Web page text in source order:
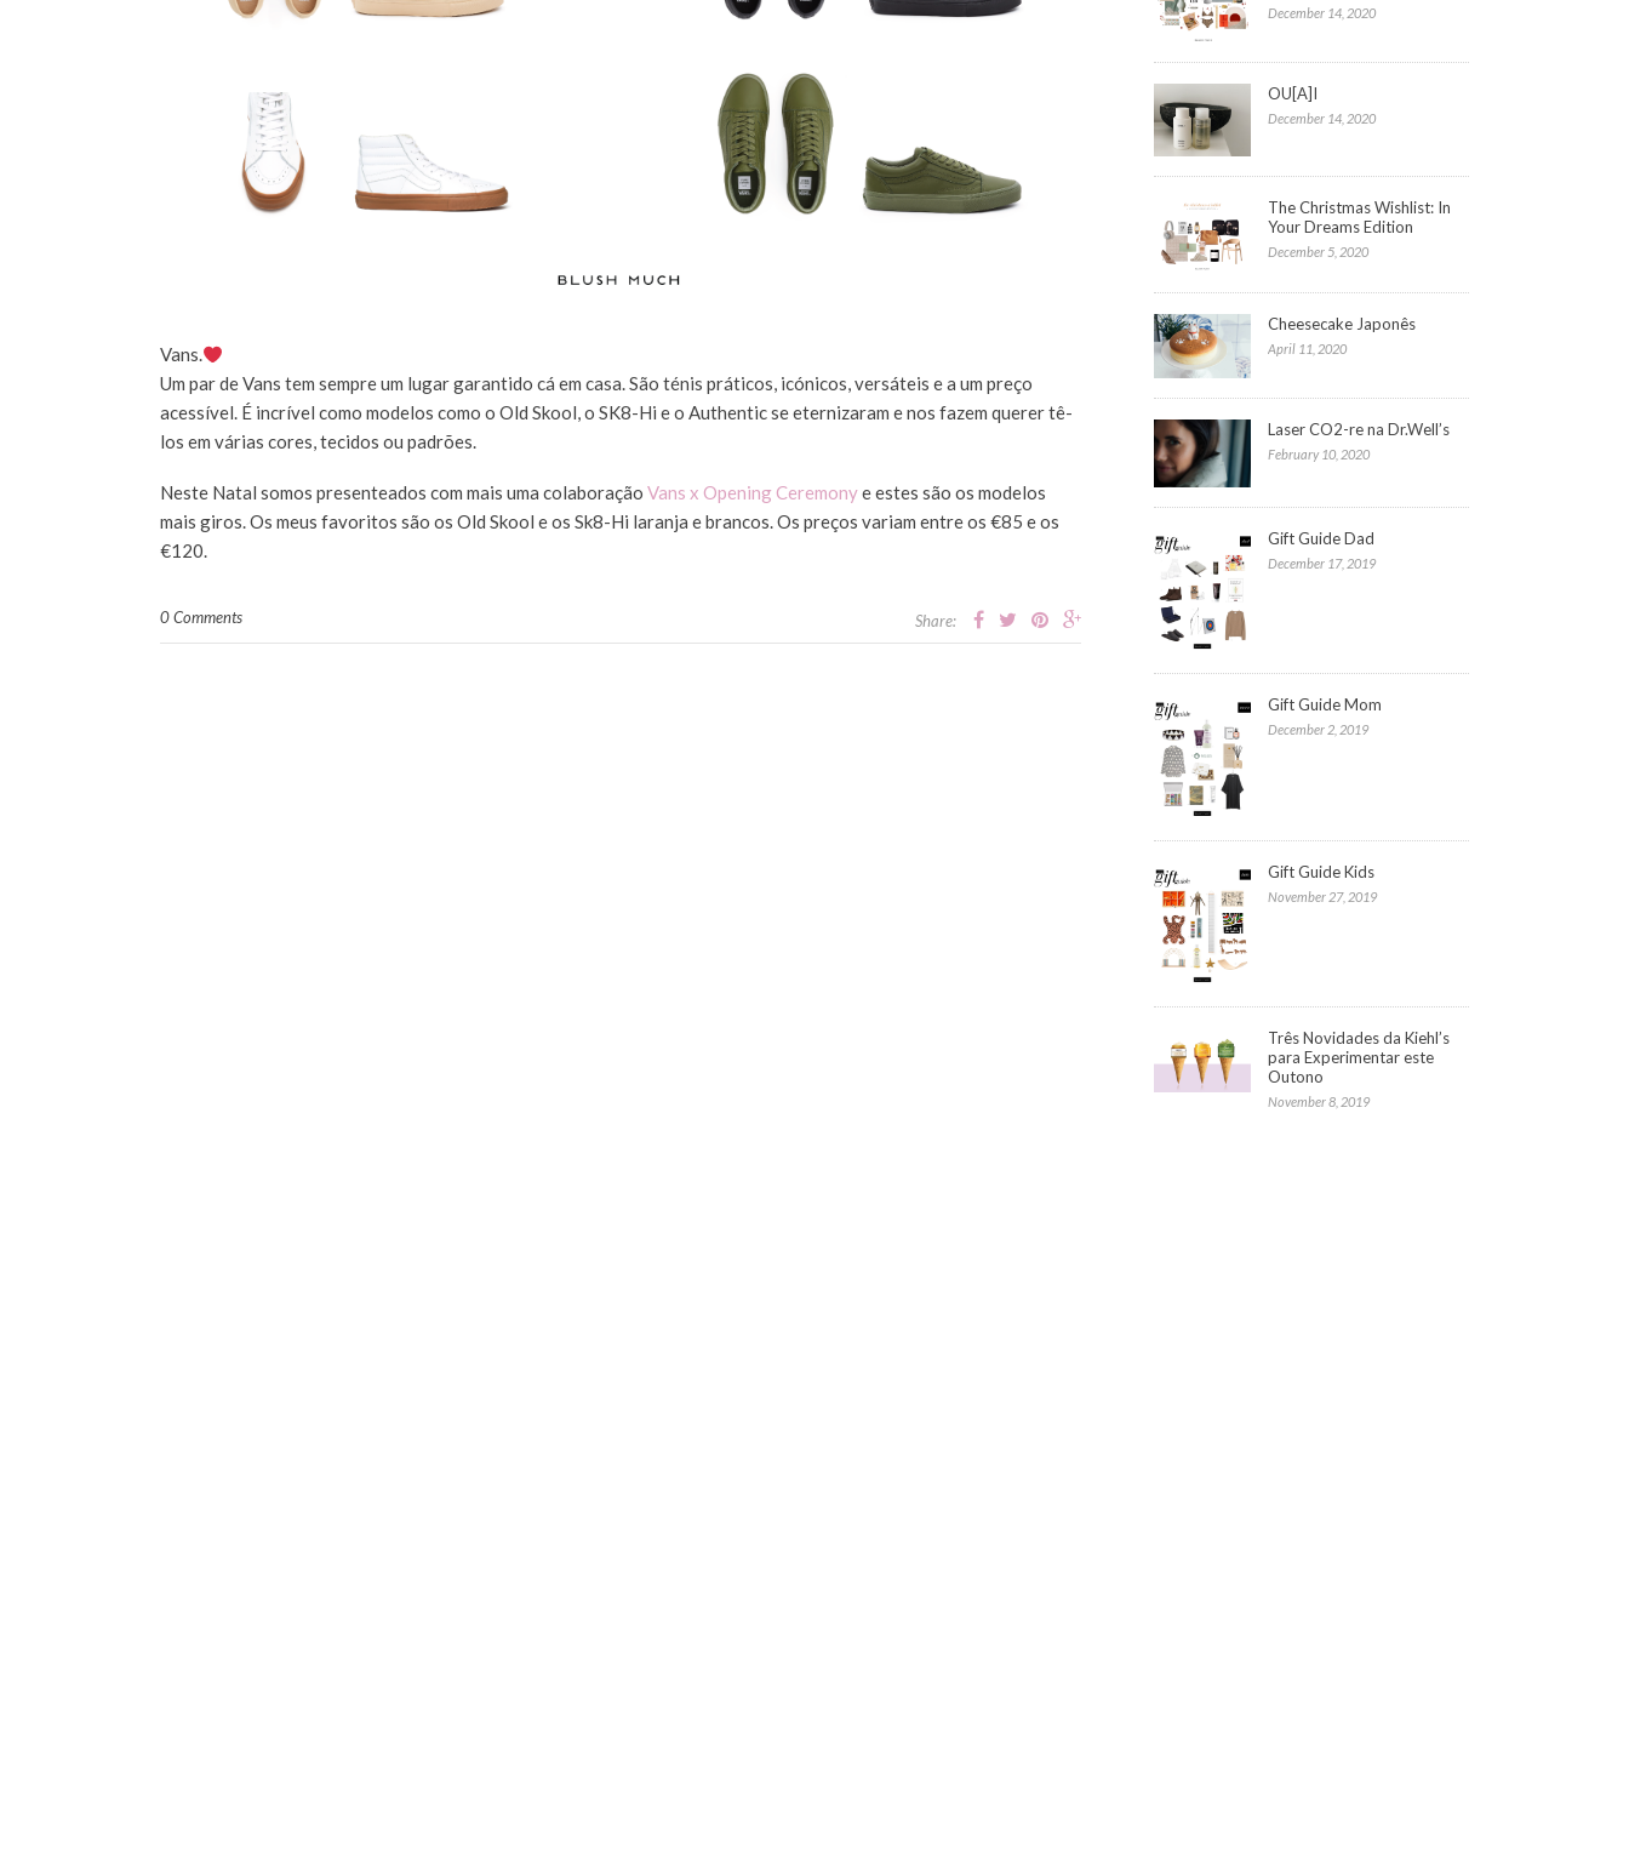
Vans.
Um par de Vans tem sempre um lugar garantido cá em casa. São ténis práticos, icónicos, versáteis e a um preço
acessível. É incrível como modelos como o Old Skool, o SK8-Hi e o Authentic se eternizaram e nos fazem querer tê-
los em várias cores, tecidos ou padrões.
Neste Natal somos presenteados com mais uma colaboração Vans x Opening Ceremonye estes são os modelos
mais giros. Os meus favoritos são os Old Skool e os Sk8-Hi laranja e brancos. Os preços variam entre os €85 e os
€120.
0 Comments Share:
December 14, 2020
OU[A]I
December 14, 2020
The Christmas Wishlist: In
Your Dreams Edition
December 5, 2020
Cheesecake Japonês
April 11, 2020
Laser CO2-re na Dr.Well’s
February 10, 2020
Gift Guide Dad
December 17, 2019
Gift Guide Mom
December 2, 2019
Gift Guide Kids
November 27, 2019
Três Novidades da Kiehl’s
para Experimentar este
Outono
November 8, 2019